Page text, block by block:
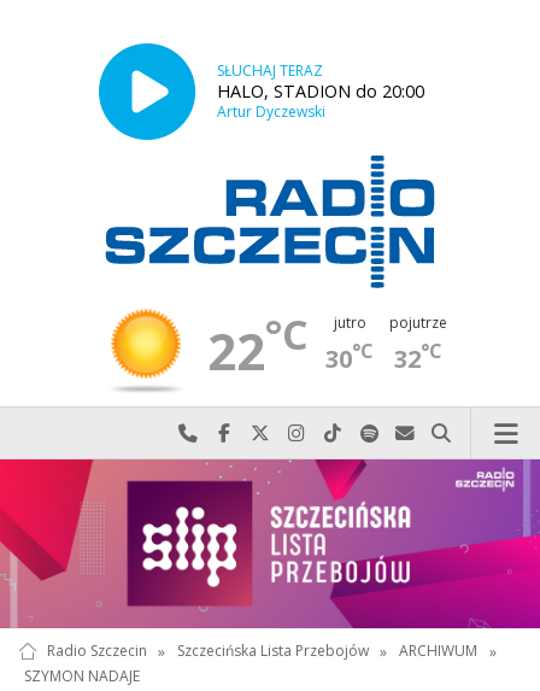
SŁUCHAJ TERAZ
HALO, STADION do 20:00
Artur Dyczewski
22°C jutro
30°C
pojutrze
32°C
Najlepiej po prostu do nas zadzwoń
Odwiedź nas na Facebook-u
Odwiedź nas na X
Odwiedź nas na Instagram-ie
Odwiedź nas na TikTok-u
Szukaj nas na Spotify
Wyślij do nas
Szukaj
Radio Szczecin » Szczecińska Lista Przebojów » ARCHIWUM
»
SZYMON NADAJE